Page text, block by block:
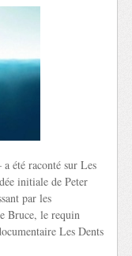
a été raconté sur Les
initiale de Peter
par les
Bruce, le requin
Les Dents